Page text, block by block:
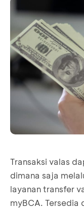
Transaksi valas
dimana saja
layanan transfer
myBCA. Tersedia